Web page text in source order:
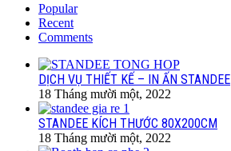
Popular
Recent
Comments
DỊCH VỤ THIẾT KẾ – IN ẤN STANDEE
18 Tháng mười một, 2022
STANDEE KÍCH THƯỚC 80X200CM
18 Tháng mười một, 2022